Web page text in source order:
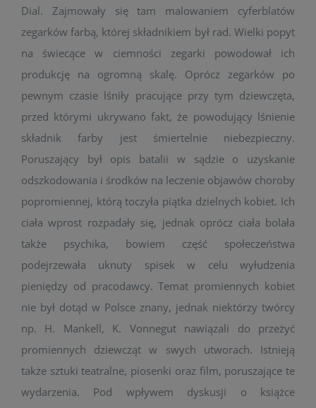
Dial. Zajmowały się tam malowaniem cyferblatów
zegarków farbą, której składnikiem był rad. Wielki popyt
na świecące w ciemności zegarki powodował ich
produkcję na ogromną skalę. Oprócz zegarków po
pewnym czasie lśniły pracujące przy tym dziewczęta,
przed którymi ukrywano fakt, że powodujący lśnienie
składnik farby jest śmiertelnie niebezpieczny.
Poruszający był opis batalii w sądzie o uzyskanie
odszkodowania i środków na leczenie objawów choroby
popromiennej, którą toczyła piątka dzielnych kobiet. Ich
ciała wprost rozpadały się, jednak oprócz ciała bolała
także psychika, bowiem część społeczeństwa
podejrzewała uknuty spisek w celu wyłudzenia
pieniędzy od pracodawcy. Temat promiennych kobiet
nie był dotąd w Polsce znany, jednak niektórzy twórcy
np. H. Mankell, K. Vonnegut nawiązali do przeżyć
promiennych dziewcząt w swych utworach. Istnieją
także sztuki teatralne, piosenki oraz film, poruszające te
wydarzenia. Pod wpływem dyskusji o książce